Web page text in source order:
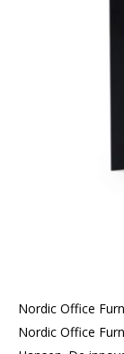
Nordic Office
Nordic Office